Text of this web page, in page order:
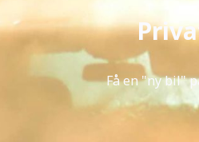
Få en "ny bil"